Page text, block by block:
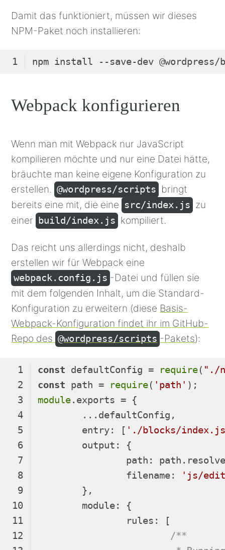
Damit das funktioniert, müssen wir dieses
NPM-Paket noch installieren:
BashWebpack konfigurieren
Wenn man mit Webpack nur JavaScript
kompilieren möchte und nur eine Datei hätte,
bräuchte man keine eigene Konfiguration zu
erstellen. @wordpress/scripts bringt
bereits eine mit, die eine src/index.js zu
einer build/index.js kompiliert.
Das reicht uns allerdings nicht, deshalb
erstellen wir für Webpack eine
webpack.config.js -Datei und füllen sie
mit dem folgenden Inhalt, um die Standard-
Konfiguration zu erweitern (diese Basis-
Webpack-Konfiguration findet ihr im GitHub-
Repo des @wordpress/scripts -Pakets):
const defaultConfig = require( "./
const path = require( 'path'
module
entry: [ './blocks/
output
path :
filename:
'js/
module
rules
/**